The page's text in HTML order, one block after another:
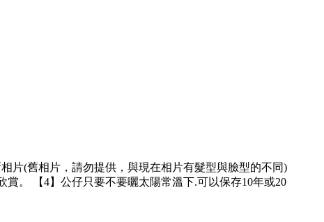
片(舊相片，請勿提供，與現在相片有髮型與臉型的不同)
賞。 【4】公仔只要不要曬太陽常溫下.可以保存10年或20